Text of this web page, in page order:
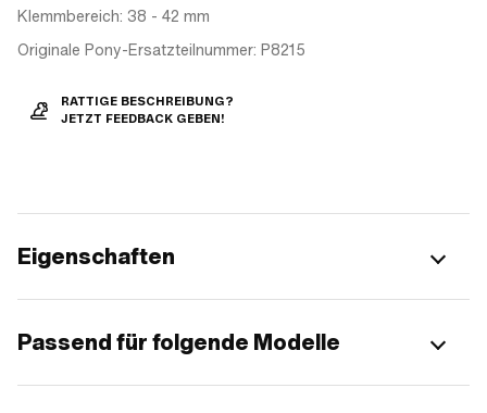
Klemmbereich: 38 - 42 mm
Originale Pony-Ersatzteilnummer: P8215
RATTIGE BESCHREIBUNG?
JETZT FEEDBACK GEBEN!
Eigenschaften
Passend für folgende Modelle